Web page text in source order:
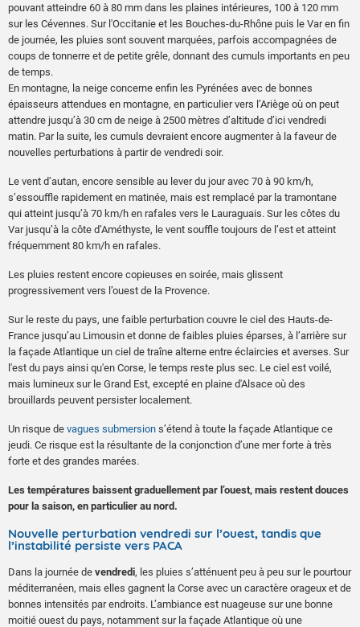
pouvant atteindre 60 à 80 mm dans les plaines intérieures, 100 à 120 mm
sur les Cévennes. Sur l'Occitanie et les Bouches-du-Rhône puis le Var en fin
de journée, les pluies sont souvent marquées, parfois accompagnées de
coups de tonnerre et de petite grêle, donnant des cumuls importants en peu
de temps.
En montagne, la neige concerne enfin les Pyrénées avec de bonnes
épaisseurs attendues en montagne, en particulier vers l’Ariège où on peut
attendre jusqu’à 30 cm de neige à 2500 mètres d’altitude d’ici vendredi
matin. Par la suite, les cumuls devraient encore augmenter à la faveur de
nouvelles perturbations à partir de vendredi soir.
Le vent d’autan, encore sensible au lever du jour avec 70 à 90 km/h,
s’essouffle rapidement en matinée, mais est remplacé par la tramontane
qui atteint jusqu’à 70 km/h en rafales vers le Lauraguais. Sur les côtes du
Var jusqu’à la côte d’Améthyste, le vent souffle toujours de l’est et atteint
fréquemment 80 km/h en rafales.
Les pluies restent encore copieuses en soirée, mais glissent
progressivement vers l’ouest de la Provence.
Sur le reste du pays, une faible perturbation couvre le ciel des Hauts-de-
France jusqu’au Limousin et donne de faibles pluies éparses, à l’arrière sur
la façade Atlantique un ciel de traîne alterne entre éclaircies et averses. Sur
l'est du pays ainsi qu'en Corse, le temps reste plus sec. Le ciel est voilé,
mais lumineux sur le Grand Est, excepté en plaine d'Alsace où des
brouillards peuvent persister localement.
Un risque de vagues submersion s’étend à toute la façade Atlantique ce
jeudi. Ce risque est la résultante de la conjonction d’une mer forte à très
forte et des grandes marées.
Les températures baissent graduellement par l’ouest, mais restent douces
pour la saison, en particulier au nord.
Nouvelle perturbation vendredi sur l’ouest, tandis que
l’instabilité persiste vers PACA
Dans la journée de vendredi, les pluies s’atténuent peu à peu sur le pourtour
méditerranéen, mais elles gagnent la Corse avec un caractère orageux et de
bonnes intensités par endroits. L’ambiance est nuageuse sur une bonne
moitié ouest du pays, notamment sur la façade Atlantique où une